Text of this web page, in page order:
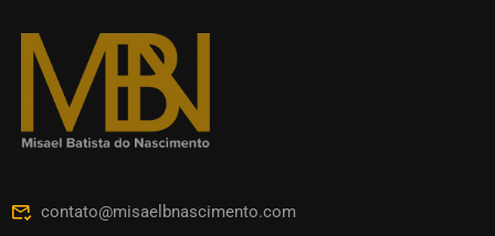
contato@misaelbnascimento.com